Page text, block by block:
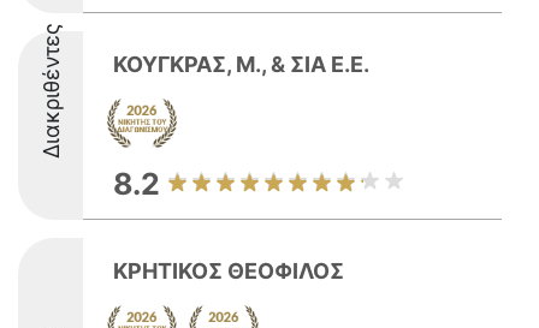
Διακριθέντες ΚΟΥΓΚΡΑΣ, Μ., & ΣΙΑ Ε.Ε.
8.2
ΚΡΗΤΙΚΟΣ ΘΕΟΦΙΛΟΣ